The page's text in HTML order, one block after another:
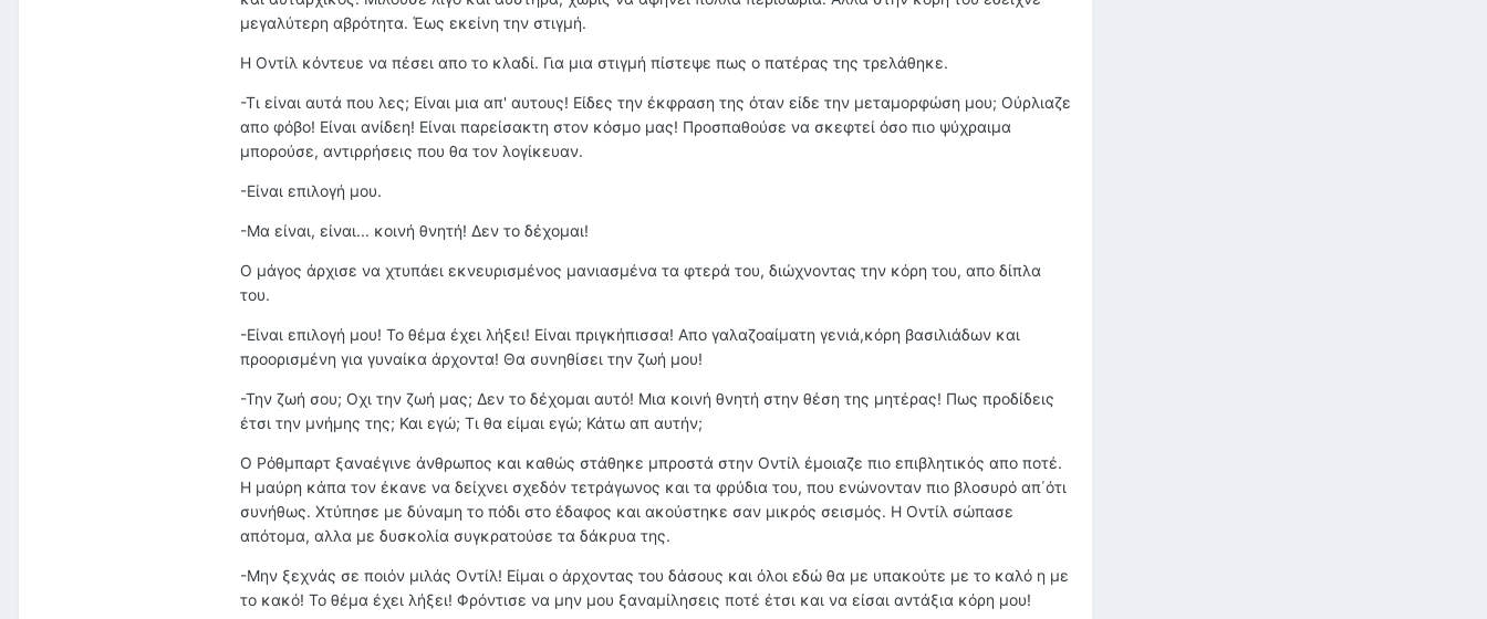
μεγαλύτερη αβρότητα. Έως εκείνη την στιγμή.
Η Οντίλ κόντευε να πέσει απο το κλαδί. Για μια στιγμή πίστεψε πως ο πατέρας της τρελάθηκε.
-Τι είναι αυτά που λες; Είναι μια απ' αυτους! Είδες την έκφραση της όταν είδε την μεταμορφώση μου; Ούρλιαζε
απο φόβο! Είναι ανίδεη! Είναι παρείσακτη στον κόσμο μας! Προσπαθούσε να σκεφτεί όσο πιο ψύχραιμα
μπορούσε, αντιρρήσεις που θα τον λογίκευαν.
-Είναι επιλογή μου.
-Μα είναι, είναι... κοινή θνητή! Δεν το δέχομαι!
Ο μάγος άρχισε να χτυπάει εκνευρισμένος μανιασμένα τα φτερά του, διώχνοντας την κόρη του, απο δίπλα
του.
-Είναι επιλογή μου! Το θέμα έχει λήξει! Είναι πριγκήπισσα! Απο γαλαζοαίματη γενιά,κόρη βασιλιάδων και
προορισμένη για γυναίκα άρχοντα! Θα συνηθίσει την ζωή μου!
-Την ζωή σου; Οχι την ζωή μας; Δεν το δέχομαι αυτό! Μια κοινή θνητή στην θέση της μητέρας! Πως προδίδεις
έτσι την μνήμης της; Και εγώ; Τι θα είμαι εγώ; Κάτω απ αυτήν;
O Ρόθμπαρτ ξαναέγινε άνθρωπος και καθώς στάθηκε μπροστά στην Οντίλ έμοιαζε πιο επιβλητικός απο ποτέ.
Η μαύρη κάπα τον έκανε να δείχνει σχεδόν τετράγωνος και τα φρύδια του, που ενώνονταν πιο βλοσυρό απ΄ότι
συνήθως. Χτύπησε με δύναμη το πόδι στο έδαφος και ακούστηκε σαν μικρός σεισμός. Η Οντίλ σώπασε
απότομα, αλλα με δυσκολία συγκρατούσε τα δάκρυα της.
-Μην ξεχνάς σε ποιόν μιλάς Οντίλ! Είμαι ο άρχοντας του δάσους και όλοι εδώ θα με υπακούτε με το καλό η με
το κακό! Το θέμα έχει λήξει! Φρόντισε να μην μου ξαναμίλησεις ποτέ έτσι και να είσαι αντάξια κόρη μου!